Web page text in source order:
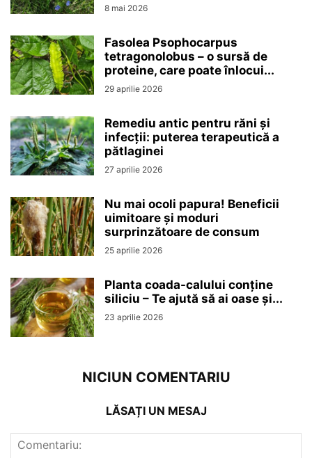
8 mai 2026
Fasolea Psophocarpus
tetragonolobus – o sursă de
proteine, care poate înlocui...
29 aprilie 2026
Remediu antic pentru răni și
infecții: puterea terapeutică a
pătlaginei
27 aprilie 2026
Nu mai ocoli papura! Beneficii
uimitoare și moduri
surprinzătoare de consum
25 aprilie 2026
Planta coada-calului conține
siliciu – Te ajută să ai oase și...
23 aprilie 2026
NICIUN COMENTARIU
LĂSAȚI UN MESAJ